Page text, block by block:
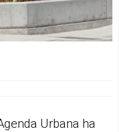
Urbana ha